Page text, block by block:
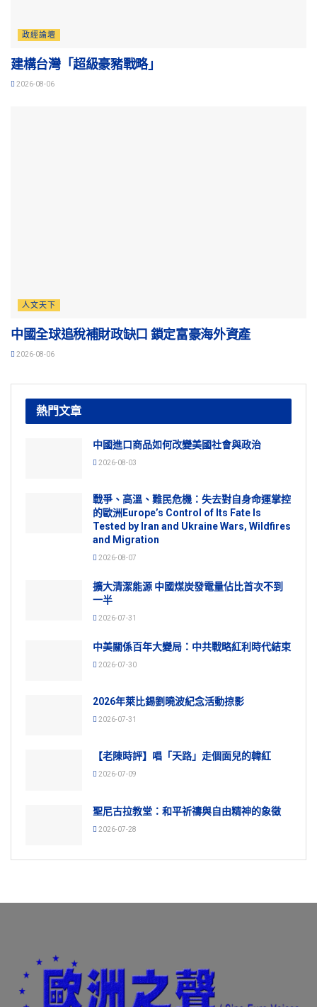
政經論壇
建構台灣「超級豪豬戰略」
2026-08-06
人文天下
中國全球追稅補財政缺口 鎖定富豪海外資產
2026-08-06
熱門文章
中國進口商品如何改變美國社會與政治
2026-08-03
戰爭、高溫、難民危機：失去對自身命運掌控
的歐洲Europe’s Control of Its Fate Is
Tested by Iran and Ukraine Wars, Wildfires
and Migration
2026-08-07
擴大清潔能源 中國煤炭發電量佔比首次不到
一半
2026-07-31
中美關係百年大變局：中共戰略紅利時代結束
2026-07-30
2026年萊比錫劉曉波紀念活動掠影
2026-07-31
【老陳時評】唱「天路」走個面兒的韓紅
2026-07-09
聖尼古拉教堂：和平祈禱與自由精神的象徵
2026-07-28